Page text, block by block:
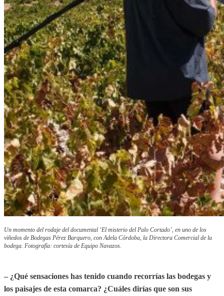
Un momento del rodaje del documental ‘El misterio del Palo Cortado’, en uno de los
viñedos de Bodegas Pérez Barquero, con Adela Córdoba, la Directora Comercial de la
bodega. Fotografía: cortesía de Equipo Navazos.
– ¿Qué sensaciones has tenido cuando recorrías las bodegas y
los paisajes de esta comarca? ¿Cuáles dirías que son sus